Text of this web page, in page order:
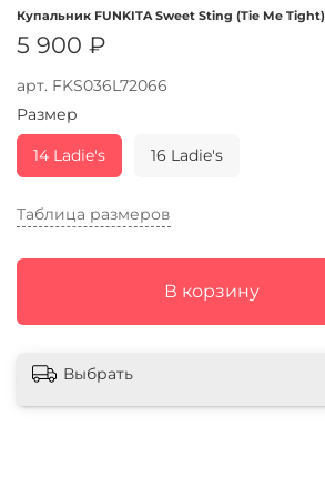
арт. FKS036L72066
Купальник FUNKITA Sweet Sting (Tie Me Tight)
5 900 ₽
Таблица размеров
В корзину
Размер
14 Ladie's 16 Ladie's
Выбрать